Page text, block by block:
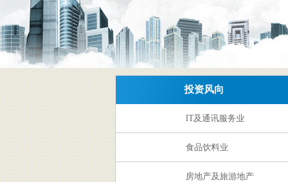
投资风向
IT及通讯服务业
食品饮料业
房地产及旅游地产